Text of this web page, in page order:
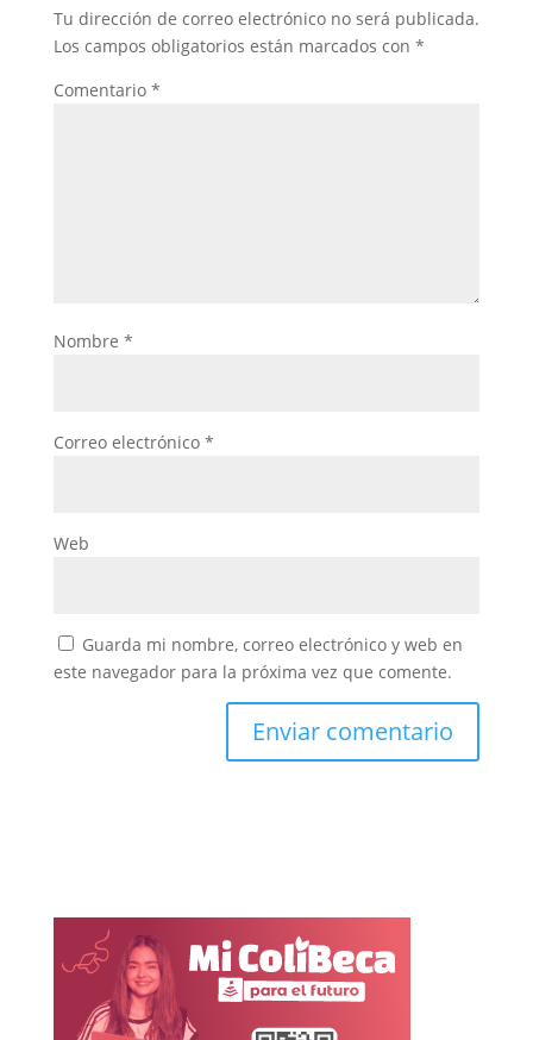
Tu dirección de correo electrónico no será publicada.
Los campos obligatorios están marcados con *
Comentario *
Nombre *
Correo electrónico *
Web
Guarda mi nombre, correo electrónico y web en
este navegador para la próxima vez que comente.